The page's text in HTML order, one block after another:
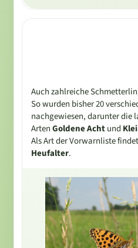
Auch zahlreiche
So wurden bisher 20
nachgewiesen, darunter die
Arten Goldene Acht und
Als Art der Vorwarnliste
Heufalter.